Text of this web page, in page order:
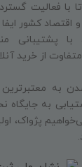
با فعالیت
اقتصاد کشور
با
از خرید
به
به جایگاه
پژواک،